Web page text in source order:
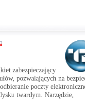
zabezpieczający
pozwalających na
poczty
twardym. Narzędzie,